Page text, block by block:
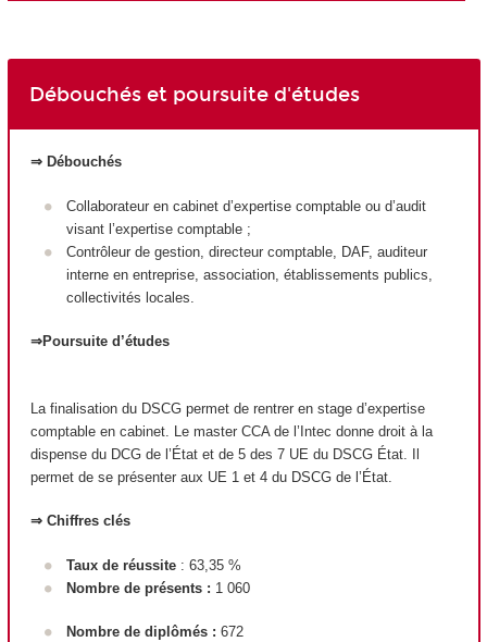
Débouchés et poursuite d'études
⇒ Débouchés
Collaborateur en cabinet d’expertise comptable ou d’audit
visant l’expertise comptable ;
Contrôleur de gestion, directeur comptable, DAF, auditeur
interne en entreprise, association, établissements publics,
collectivités locales.
⇒Poursuite d’études
La finalisation du DSCG permet de rentrer en stage d’expertise
comptable en cabinet. Le master CCA de l’Intec donne droit à la
dispense du DCG de l’État et de 5 des 7 UE du DSCG État. Il
permet de se présenter aux UE 1 et 4 du DSCG de l’État.
⇒ Chiffres clés
Taux de réussite: 63,35 %
Nombre de présents : 1 060
Nombre de diplômés : 672